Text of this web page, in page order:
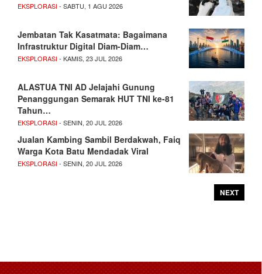
EKSPLORASI- SABTU, 1 AGU 2026
Jembatan Tak Kasatmata: Bagaimana
Infrastruktur Digital Diam-Diam…
EKSPLORASI- KAMIS, 23 JUL 2026
ALASTUA TNI AD Jelajahi Gunung
Penanggungan Semarak HUT TNI ke-81
Tahun…
EKSPLORASI- SENIN, 20 JUL 2026
Jualan Kambing Sambil Berdakwah, Faiq
Warga Kota Batu Mendadak Viral
EKSPLORASI- SENIN, 20 JUL 2026
NEXT